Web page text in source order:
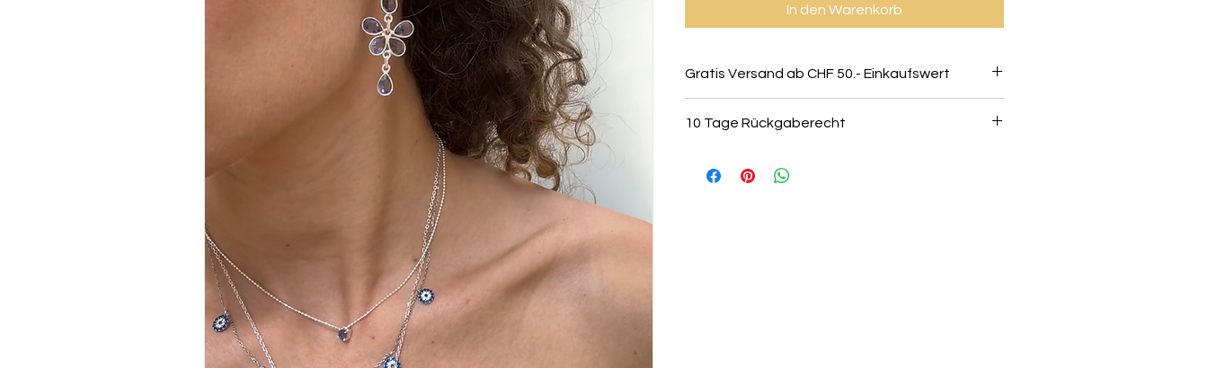
In den Warenkorb
Gratis Versand ab CHF 50.- Einkaufswert
10 Tage Rückgaberecht
retourniert oder kostenlos umgetauscht werden -